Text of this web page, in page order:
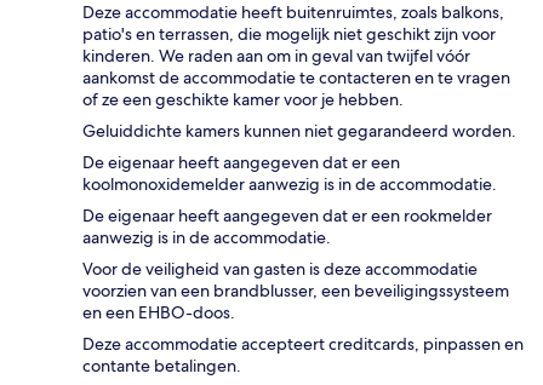
Deze accommodatie heeft buitenruimtes, zoals balkons,
patio's en terrassen, die mogelijk niet geschikt zijn voor
kinderen. We raden aan om in geval van twijfel vóór
aankomst de accommodatie te contacteren en te vragen
of ze een geschikte kamer voor je hebben.
Geluiddichte kamers kunnen niet gegarandeerd worden.
De eigenaar heeft aangegeven dat er een
koolmonoxidemelder aanwezig is in de accommodatie.
De eigenaar heeft aangegeven dat er een rookmelder
aanwezig is in de accommodatie.
Voor de veiligheid van gasten is deze accommodatie
voorzien van een brandblusser, een beveiligingssysteem
en een EHBO-doos.
Deze accommodatie accepteert creditcards, pinpassen en
contante betalingen.